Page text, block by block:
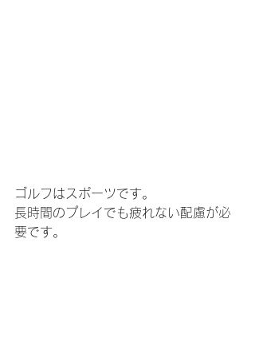
ゴルフはスポーツです。
長時間のプレイでも疲れない配慮が必
要です。